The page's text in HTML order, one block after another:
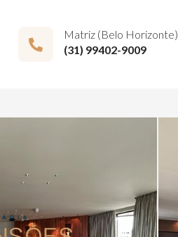
Matriz (Belo Horizonte)
(31) 99402-9009